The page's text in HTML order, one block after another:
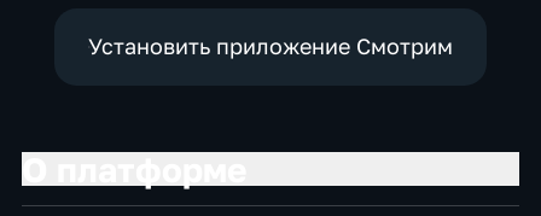
Установить приложение Смотрим